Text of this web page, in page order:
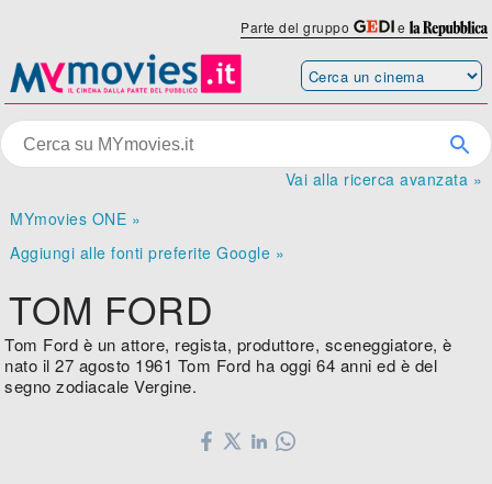
Parte del gruppo e
Vai alla ricerca avanzata »
MYmovies ONE »
Aggiungi alle fonti preferite Google »
TOM FORD
Tom Ford è un attore, regista, produttore, sceneggiatore, è
nato il 27 agosto 1961 Tom Ford ha oggi 64 anni ed è del
segno zodiacale Vergine.